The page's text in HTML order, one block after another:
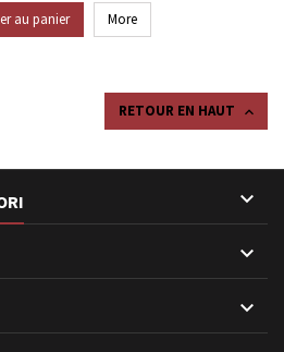
au panier More
RETOUR EN HAUT 


